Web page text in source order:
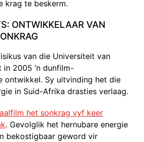
krag te beskerm.
ONTWIKKELAAR VAN
van die Universiteit van
in 2005 ’n dunfilm-
ontwikkel. Sy uitvinding het die
in Suid-Afrika drasties verlaag.
het sonkrag vyf keer
. Gevolglik het hernubare energie
bekostigbaar geword vir